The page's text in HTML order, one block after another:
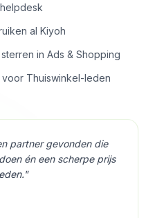
al Kiyoh
in Ads & Shopping
Thuiswinkel-leden
partner gevonden die
én een scherpe prijs